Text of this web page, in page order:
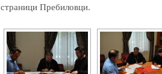
страници Пребиловци.